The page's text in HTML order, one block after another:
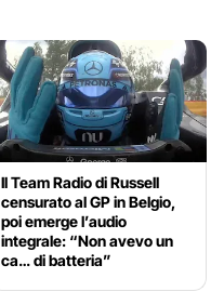
Il Team Radio di Russell
censurato al GP in Belgio,
poi emerge l’audio
integrale: “Non avevo un
ca… di batteria”